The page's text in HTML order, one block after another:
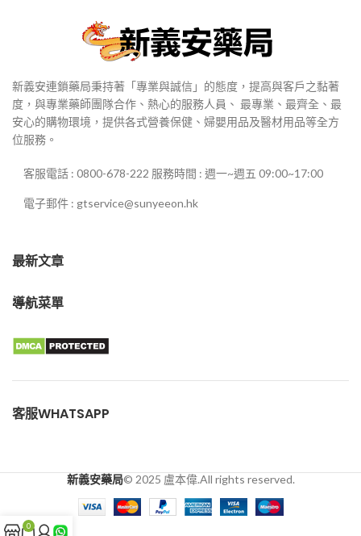
新義安連鎖藥局秉持著「專業與誠信」的態度，提高與客戶之黏著
度，與專業藥師團隊合作、熱心的服務人員、 最專業、最齊全、最
安心的購物環境，提供各式營養保健、婦嬰用品及醫材用品等全方
位服務。
客服電話 : 0800-678-222 服務時間 : 週一~週五 09:00~17:00
電子郵件 : gtservice@sunyeeon.hk
最新文章
導航菜單
客服WHATSAPP
新義安藥局© 2025 盧本偉.All rights reserved.
0